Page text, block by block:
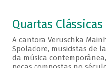
Quartas Clássicas
A cantora Veruschka
Spoladore, musicistas de
da música